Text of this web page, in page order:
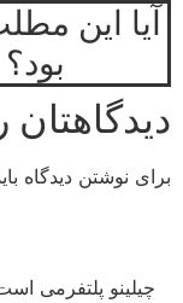
آیا این
بود؟
دیدگاهتان
برای نوشتن دیدگاه
چیلینو پلتفرمی